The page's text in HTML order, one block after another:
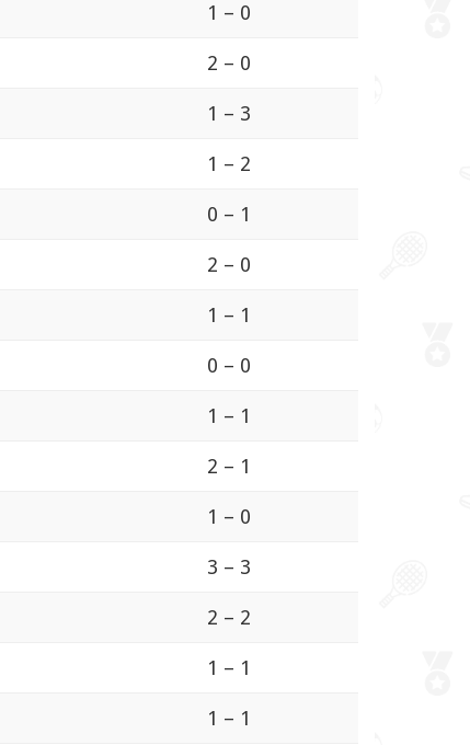
1 – 0
2 – 0
1 – 3
1 – 2
0 – 1
2 – 0
1 – 1
0 – 0
1 – 1
2 – 1
1 – 0
3 – 3
2 – 2
1 – 1
1 – 1